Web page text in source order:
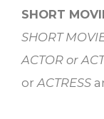
SHORT
SHORT
ACTOR or
orACTRESS